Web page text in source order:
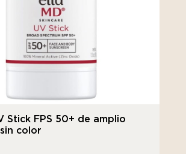
Stick FPS 50+ de amplio
color